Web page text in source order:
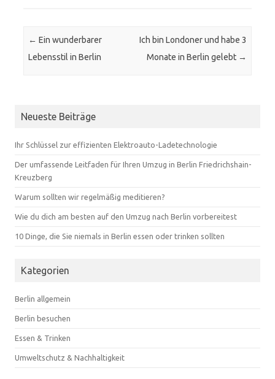
Beitrags-Navigation
← Ein wunderbarer
Lebensstil in Berlin
Ich bin Londoner und habe 3
Monate in Berlin gelebt →
Neueste Beiträge
Ihr Schlüssel zur effizienten Elektroauto-Ladetechnologie
Der umfassende Leitfaden für Ihren Umzug in Berlin Friedrichshain-
Kreuzberg
Warum sollten wir regelmäßig meditieren?
Wie du dich am besten auf den Umzug nach Berlin vorbereitest
10 Dinge, die Sie niemals in Berlin essen oder trinken sollten
Kategorien
Berlin allgemein
Berlin besuchen
Essen & Trinken
Umweltschutz & Nachhaltigkeit